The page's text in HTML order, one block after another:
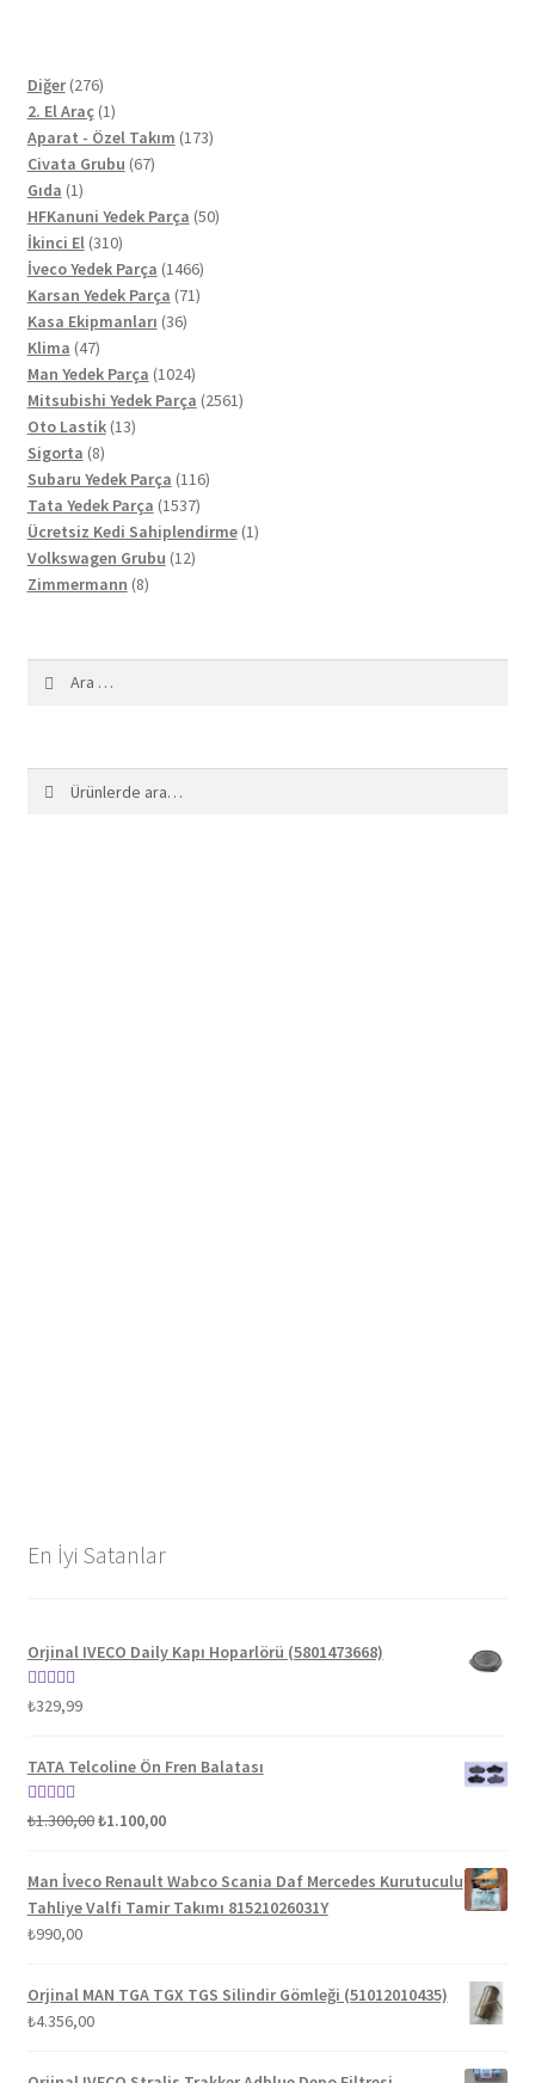
Diğer 276276
ürün
2. El Araç 11
ürün
Aparat - Özel Takım 173173
Civata Grubu 6767
Gıda 11
ürün
HFKanuni Yedek Parça 5050
İkinci El 310310
ürün
İveco Yedek Parça 14661466
ürün
Karsan Yedek Parça 7171
Kasa Ekipmanları 3636
Klima 4747
ürün
Man Yedek Parça 10241024
ürün
Mitsubishi Yedek Parça 25612561
Oto Lastik 1313
Sigorta 88
ürün
Subaru Yedek Parça 116116
Tata Yedek Parça 15371537
ürün
Ücretsiz Kedi Sahiplendirme 11
Volkswagen Grubu 1212
Zimmermann 88
En İyi Satanlar
Orjinal IVECO Daily Kapı Hoparlörü (5801473668)
5 üzerinden
₺329,99
TATA Telcoline Ön Fren Balatası
5 üzerinden
₺1.300,00Orijinal
₺1.300,00.
₺1.100,00Şu
fiyat:
₺1.100,00.
Man İveco Renault Wabco Scania Daf Mercedes Kurutuculu
Tahliye Valfi Tamir Takımı 81521026031Y
₺990,00
Orjinal MAN TGA TGX TGS Silindir Gömleği (51012010435)
₺4.356,00